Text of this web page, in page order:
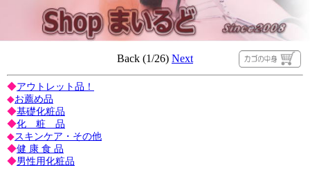
Back (1/26) Next
◆アウトレット品！
◆お薦め品
◆基礎化粧品
◆化 粧 品
◆スキンケア・その他
◆健 康 食 品
◆男性用化粧品